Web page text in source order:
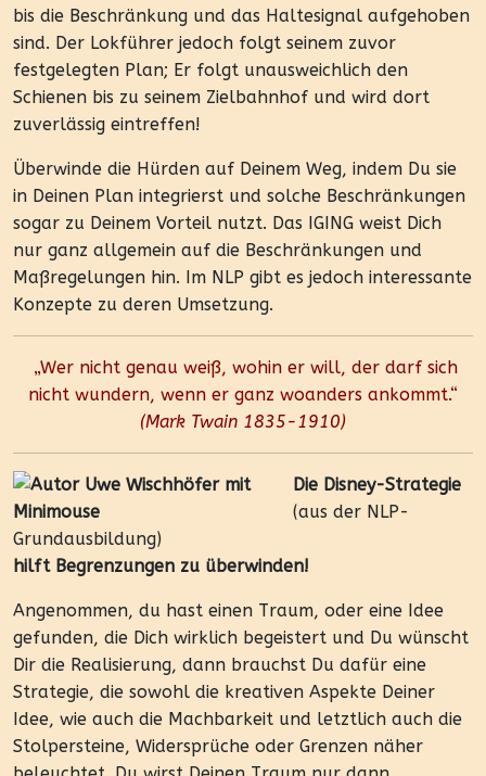
bis die Beschränkung und das Haltesignal aufgehoben
sind. Der Lokführer jedoch folgt seinem zuvor
festgelegten Plan; Er folgt unausweichlich den
Schienen bis zu seinem Zielbahnhof und wird dort
zuverlässig eintreffen!
Überwinde die Hürden auf Deinem Weg, indem Du sie
in Deinen Plan integrierst und solche Beschränkungen
sogar zu Deinem Vorteil nutzt. Das IGING weist Dich
nur ganz allgemein auf die Beschränkungen und
Maßregelungen hin. Im NLP gibt es jedoch interessante
Konzepte zu deren Umsetzung.
„Wer nicht genau weiß, wohin er will, der darf sich
nicht wundern, wenn er ganz woanders ankommt.“
(Mark Twain 1835-1910)
Die Disney-Strategie
(aus der NLP-
Grundausbildung)
hilft Begrenzungen zu überwinden!
Angenommen, du hast einen Traum, oder eine Idee
gefunden, die Dich wirklich begeistert und Du wünscht
Dir die Realisierung, dann brauchst Du dafür eine
Strategie, die sowohl die kreativen Aspekte Deiner
Idee, wie auch die Machbarkeit und letztlich auch die
Stolpersteine, Widersprüche oder Grenzen näher